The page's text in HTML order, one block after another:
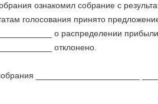
ознакомил собрание с
голосования принято
о распределении
отклонено.
______________________